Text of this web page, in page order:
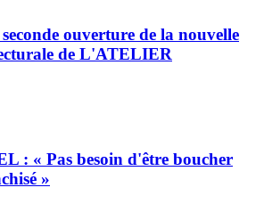
ouverture de la nouvelle
de L'ATELIER
: « Pas besoin d'être boucher
»